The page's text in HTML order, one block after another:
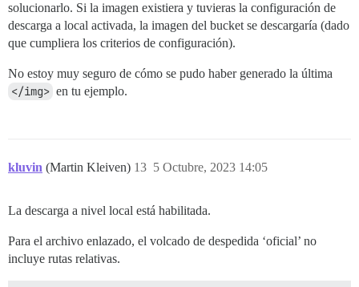
solucionarlo. Si la imagen existiera y tuvieras la configuración de
descarga a local activada, la imagen del bucket se descargaría (dado
que cumpliera los criterios de configuración).
No estoy muy seguro de cómo se pudo haber generado la última
</img> en tu ejemplo.
kluvin (Martin Kleiven) 5 Octubre, 2023 14:05
13
La descarga a nivel local está habilitada.
Para el archivo enlazado, el volcado de despedida ‘oficial’ no
incluye rutas relativas.